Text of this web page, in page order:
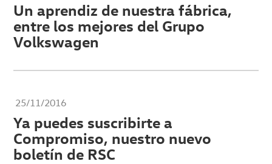
Un aprendiz de nuestra fábrica,
entre los mejores del Grupo
Volkswagen
25/11/2016
Ya puedes suscribirte a
Compromiso, nuestro nuevo
boletín de RSC